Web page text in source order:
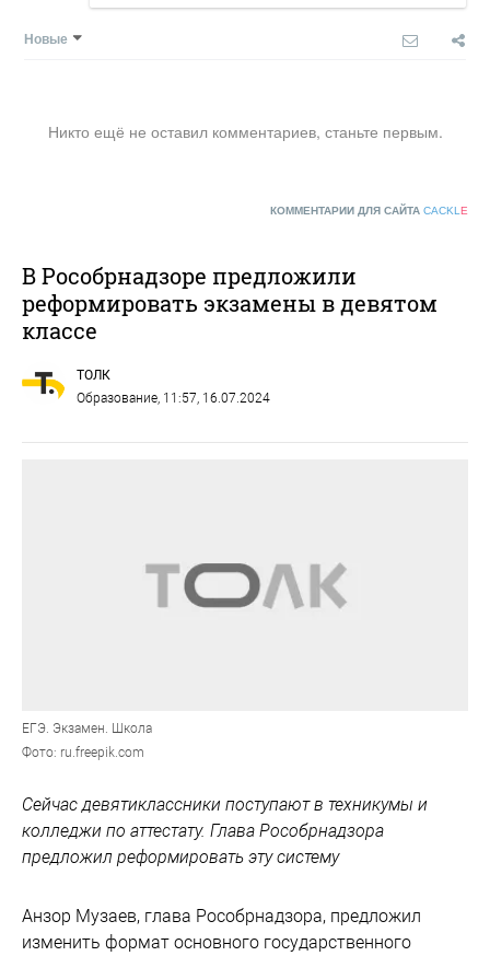
Новые
Никто ещё не оставил комментариев, станьте первым.
КОММЕНТАРИИ ДЛЯ САЙТА CACKL E
В Рособрнадзоре предложили
реформировать экзамены в девятом
классе
ТОЛК
Образование, 11:57, 16.07.2024
ЕГЭ. Экзамен. Школа
Фото: ru.freepik.com
Сейчас девятиклассники поступают в техникумы и
колледжи по аттестату. Глава Рособрнадзора
предложил реформировать эту систему
Анзор Музаев, глава Рособрнадзора, предложил
изменить формат основного государственного